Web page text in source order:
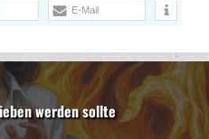
E-Mail
werden sollte